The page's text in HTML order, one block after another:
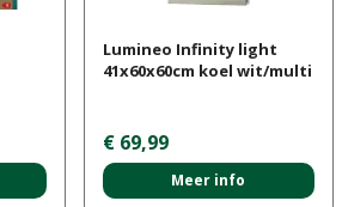
Lumineo Infinity light
41x60x60cm koel wit/multi
€ 69,99
Meer info